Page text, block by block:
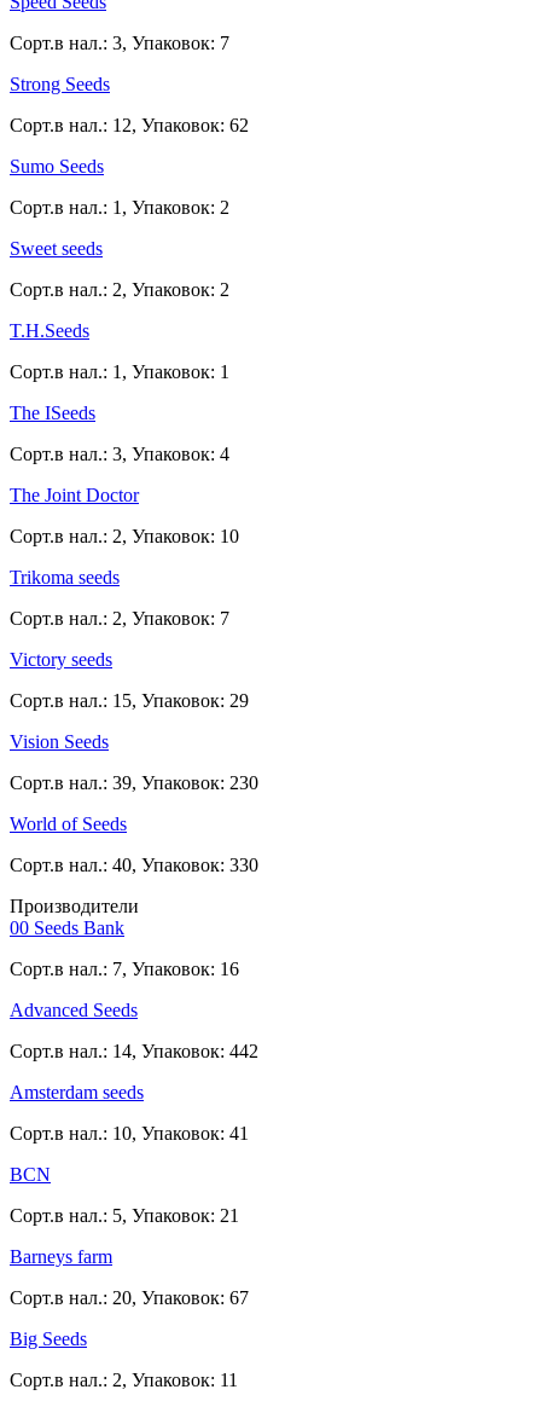
Сорт.в нал.: 3, Упаковок: 7
Strong Seeds
Сорт.в нал.: 12, Упаковок: 62
Sumo Seeds
Сорт.в нал.: 1, Упаковок: 2
Sweet seeds
Сорт.в нал.: 2, Упаковок: 2
T.H.Seeds
Сорт.в нал.: 1, Упаковок: 1
The ISeeds
Сорт.в нал.: 3, Упаковок: 4
The Joint Doctor
Сорт.в нал.: 2, Упаковок: 10
Trikoma seeds
Сорт.в нал.: 2, Упаковок: 7
Victory seeds
Сорт.в нал.: 15, Упаковок: 29
Vision Seeds
Сорт.в нал.: 39, Упаковок: 230
World of Seeds
Сорт.в нал.: 40, Упаковок: 330
Производители
00 Seeds Bank
Сорт.в нал.: 7, Упаковок: 16
Advanced Seeds
Сорт.в нал.: 14, Упаковок: 442
Amsterdam seeds
Сорт.в нал.: 10, Упаковок: 41
BCN
Сорт.в нал.: 5, Упаковок: 21
Barneys farm
Сорт.в нал.: 20, Упаковок: 67
Big Seeds
Сорт.в нал.: 2, Упаковок: 11